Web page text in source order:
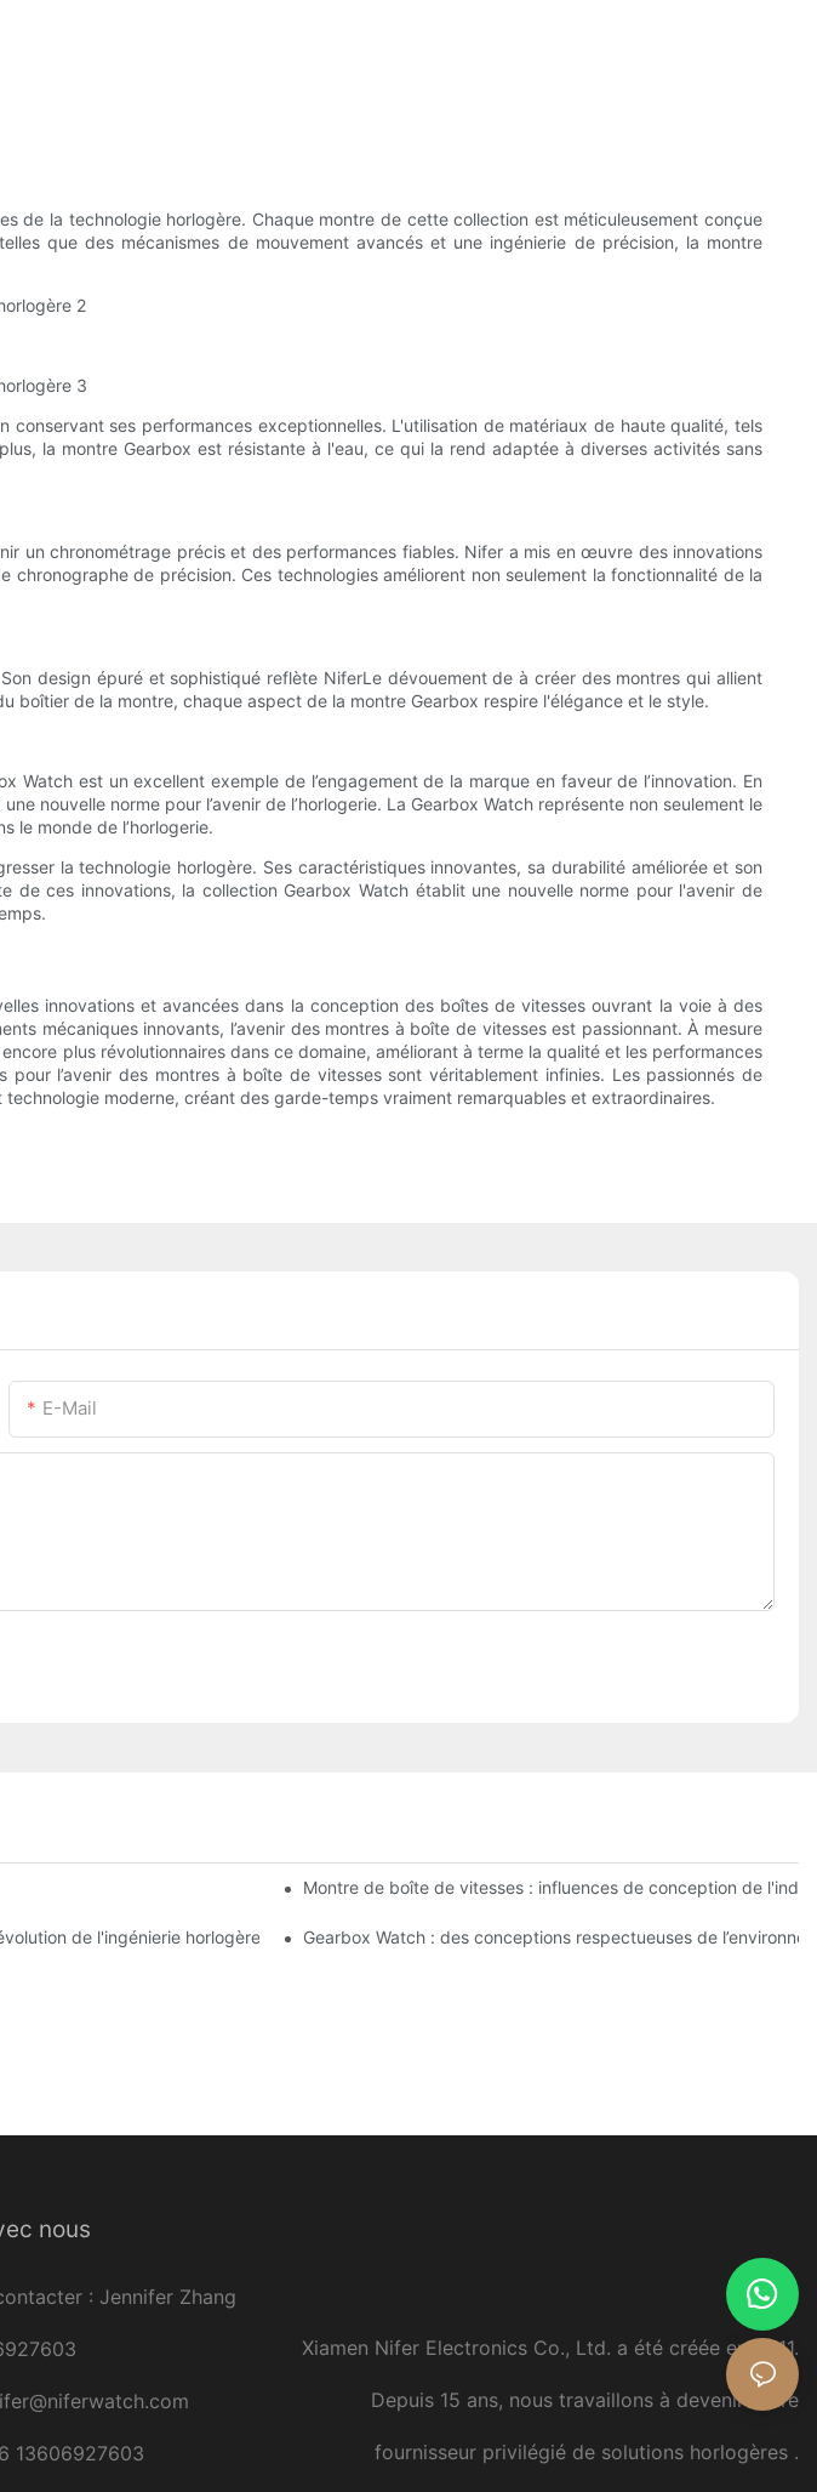
de la technologie horlogère. Chaque montre de cette collection est méticuleusement conçue
que des mécanismes de mouvement avancés et une ingénierie de précision, la montre
ses performances exceptionnelles. L'utilisation de matériaux de haute qualité, tels
la montre Gearbox est résistante à l'eau, ce qui la rend adaptée à diverses activités sans
un chronométrage précis et des performances fiables. Nifer a mis en œuvre des innovations
de précision. Ces technologies améliorent non seulement la fonctionnalité de la
design épuré et sophistiqué reflète NiferLe dévouement de à créer des montres qui allient
boîtier de la montre, chaque aspect de la montre Gearbox respire l'élégance et le style.
est un excellent exemple de l’engagement de la marque en faveur de l’innovation. En
nouvelle norme pour l’avenir de l’horlogerie. La Gearbox Watch représente non seulement le
le monde de l’horlogerie.
la technologie horlogère. Ses caractéristiques innovantes, sa durabilité améliorée et son
ces innovations, la collection Gearbox Watch établit une nouvelle norme pour l'avenir de
innovations et avancées dans la conception des boîtes de vitesses ouvrant la voie à des
mécaniques innovants, l’avenir des montres à boîte de vitesses est passionnant. À mesure
plus révolutionnaires dans ce domaine, améliorant à terme la qualité et les performances
l’avenir des montres à boîte de vitesses sont véritablement infinies. Les passionnés de
moderne, créant des garde-temps vraiment remarquables et extraordinaires.
E-Mail
Montre de boîte de vitesses : influences de conception de
de l'ingénierie horlogère Gearbox Watch : des conceptions respectueuses de
nous
: Jennifer Zhang
13606927603
Xiamen Nifer Electronics Co., Ltd. a été créée en 2011.
Depuis 15 ans, nous travaillons à devenir votre
fournisseur privilégié de solutions horlogères .